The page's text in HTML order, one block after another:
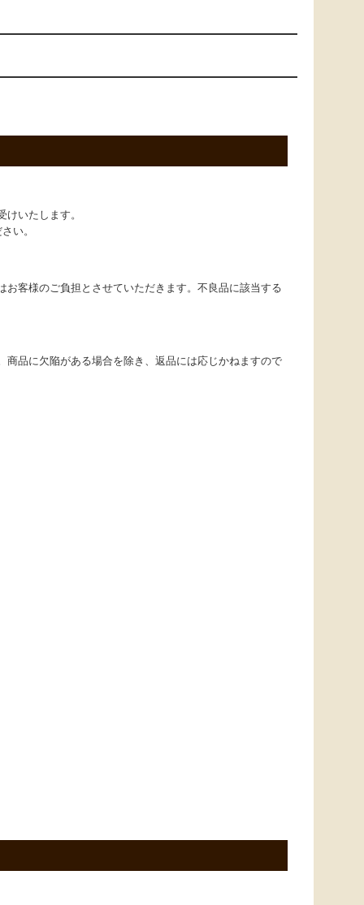
いたします。
い。
お客様のご負担とさせていただきます。不良品に該当する
商品に欠陥がある場合を除き、返品には応じかねますので